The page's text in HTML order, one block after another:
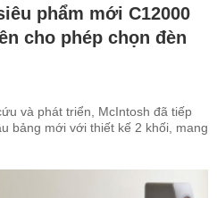
phẩm mới C12000
cho phép chọn đèn
và phát triển, McIntosh đã tiếp
bảng mới với thiết kế 2 khối, mang